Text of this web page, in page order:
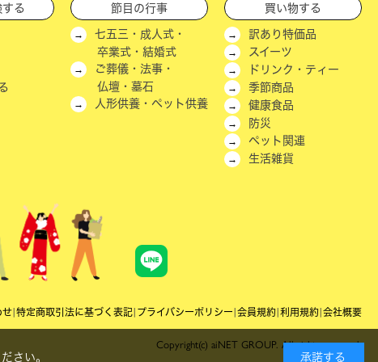
る
節目の行事
七五三・成人式・
卒業式・結婚式
ご葬儀・法事・
仏壇・墓石
人形供養・ペット供養
買い物する
訳あり特価品
スイーツ
ドリンク・ティー
季節商品
健康食品
防災
ペット関連
生活雑貨
せ 特定商取引法に基づく表記 プライバシーポリシー 会員規約 利用規約 会社概要
Copyright(c) aiNET GROUP. All rights reserved.
さい。 承諾する